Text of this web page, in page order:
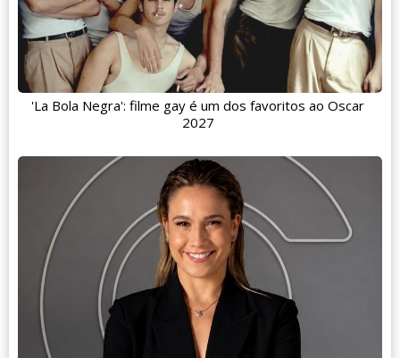
'La Bola Negra': filme gay é um dos favoritos ao Oscar
2027